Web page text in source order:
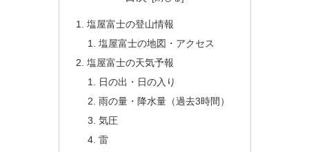
塩屋富士の登山情報
塩屋富士の地図・アクセス
塩屋富士の天気予報
日の出・日の入り
雨の量・降水量（過去3時間）
気圧
雷